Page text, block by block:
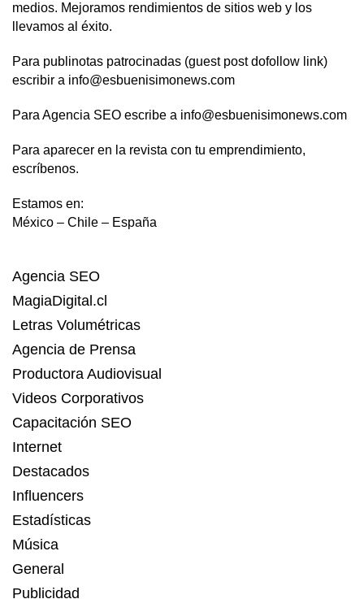
medios. Mejoramos rendimientos de sitios web y los
llevamos al éxito.
Para publinotas patrocinadas (guest post dofollow link)
escribir a info@esbuenisimonews.com
Para Agencia SEO escribe a info@esbuenisimonews.com
Para aparecer en la revista con tu emprendimiento,
escríbenos.
Estamos en:
México – Chile – España
Agencia SEO
MagiaDigital.cl
Letras Volumétricas
Agencia de Prensa
Productora Audiovisual
Videos Corporativos
Capacitación SEO
Internet
Destacados
Influencers
Estadísticas
Música
General
Publicidad